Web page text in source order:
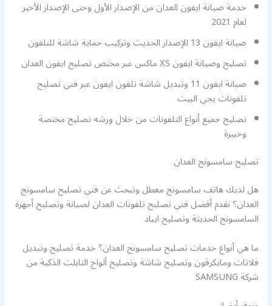
خدمة صيانة ايفون العدان من الإصدار الأول وحتى الإصدار الأخير
لعام 2021
صيانة ايفون 13 الإصدار الحديث وتركيب حماية شاشة للتلفون
تصليح وصيانة ايفون XS ماكس عبر مختص تصليح ايفون العدان
صيانة ايفون 11 وتبديل شاشة تلفون ايفون عبر فني تصليح
تلفونات يجي البيت
تصليح جميع أنواع التلفونات من خلال ورشه تصليح مختصة
وخبيرة
تصليح سامسونج العدان
هل لديك هاتف سامسونج معطل وتبحث عن فني تصليح سامسونج
العدان؟ نقدم أفضل فني تصليح تلفونات العدان لصيانة وتصليح أجهزة
السامسونج الحديثة وتصليح ايباد
ما هي أنواع خدمات تصليح سامسونج العدان؟ خدمة تصليح وتبديل
فلاتات ومايكرفون وتصليح شاشة وتصليح ألواح التابلت الذكية من
شركة SAMSUNG